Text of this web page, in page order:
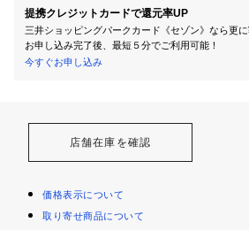
提携クレジットカードで還元率UP
三井ショッピングパークカード《セゾン》なら更に
お申し込み完了後、最短５分でご利用可能！
今すぐお申し込み
店舗在庫を確認
価格表示について
取り寄せ商品について